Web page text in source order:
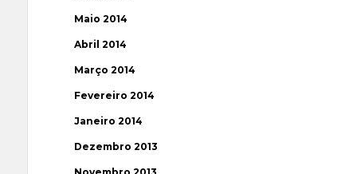
Maio 2014
Abril 2014
Março 2014
Fevereiro 2014
Janeiro 2014
Dezembro 2013